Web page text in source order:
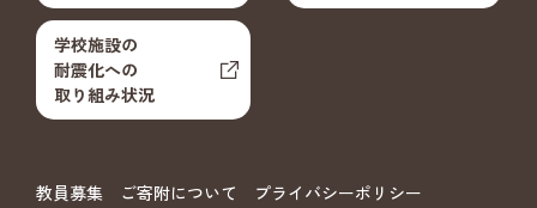
学校施設の
耐震化への
取り組み状況
教員募集 ご寄附について プライバシーポリシー